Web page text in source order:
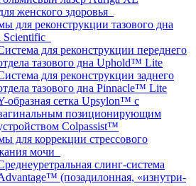
женского здоровья
для реконструкции тазового дна
Scientific
для реконструкции переднего
тазового дна Uphold™ Lite
для реконструкции заднего
тазового дна Pinnacle™ Lite
образная сетка Upsylon™ с
позиционирующим
Colpassist™
для коррекции стрессового
мочи
слинг-система
(позадилонная, «изнутри-